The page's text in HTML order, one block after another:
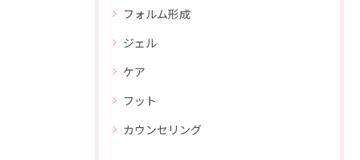
フォルム形成
ジェル
ケア
フット
カウンセリング